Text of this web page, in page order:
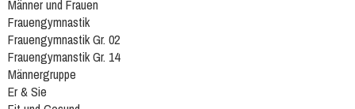
Männer und Frauen
Frauengymnastik
Frauengymnastik Gr. 02
Frauengymanstik Gr. 14
Männergruppe
Er & Sie